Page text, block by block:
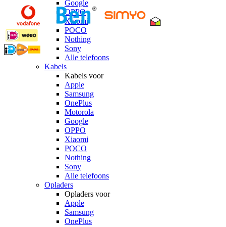
Google
OPPO
Xiaomi
POCO
Nothing
Sony
Alle telefoons
Kabels
Kabels voor
Apple
Samsung
OnePlus
Motorola
Google
OPPO
Xiaomi
POCO
Nothing
Sony
Alle telefoons
Opladers
Opladers voor
Apple
Samsung
OnePlus